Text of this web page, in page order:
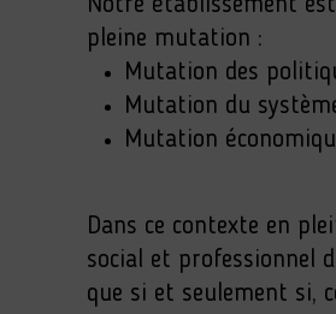
Notre établissement
pleine mutation :
Mutation des
Mutation du
Mutation
Dans ce contexte en
social et professionnel
que si et seulement si,